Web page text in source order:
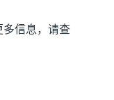
信息，请查